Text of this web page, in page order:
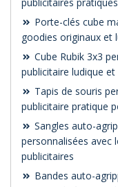
Porte-clés cube
goodies originaux et
Cube Rubik 3x3
publicitaire ludique et
Tapis de souris
publicitaire pratique
Sangles auto-
personnalisées avec
publicitaires
Bandes auto-